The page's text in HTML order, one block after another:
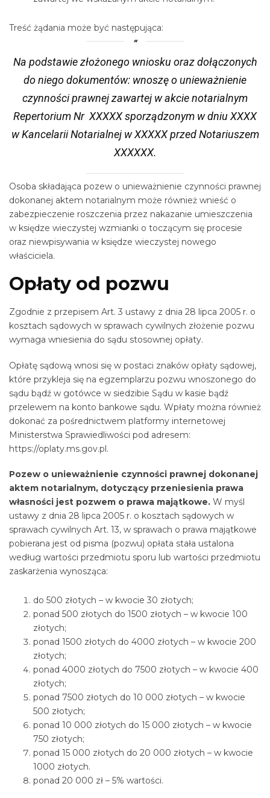
Treść żądania może być następująca:
Na podstawie złożonego wniosku oraz dołączonych
do niego dokumentów: wnoszę o unieważnienie
czynności prawnej zawartej w akcie notarialnym
Repertorium Nr XXXXX sporządzonym w dniu XXXX
w Kancelarii Notarialnej w XXXXX przed Notariuszem
XXXXXX.
Osoba składająca pozew o unieważnienie czynności prawnej
dokonanej aktem notarialnym może również wnieść o
zabezpieczenie roszczenia przez nakazanie umieszczenia
w księdze wieczystej wzmianki o toczącym się procesie
oraz niewpisywania w księdze wieczystej nowego
właściciela.
Opłaty od pozwu
Zgodnie z przepisem Art. 3 ustawy z dnia 28 lipca 2005 r. o
kosztach sądowych w sprawach cywilnych złożenie pozwu
wymaga wniesienia do sądu stosownej opłaty.
Opłatę sądową wnosi się w postaci znaków opłaty sądowej,
które przykleja się na egzemplarzu pozwu wnoszonego do
sądu bądź w gotówce w siedzibie Sądu w kasie bądź
przelewem na konto bankowe sądu. Wpłaty można również
dokonać za pośrednictwem platformy internetowej
Ministerstwa Sprawiedliwości pod adresem:
https://oplaty.ms.gov.pl.
Pozew o unieważnienie czynności prawnej dokonanej
aktem notarialnym, dotyczący przeniesienia prawa
własności jest pozwem o prawa majątkowe. W myśl
ustawy z dnia 28 lipca 2005 r. o kosztach sądowych w
sprawach cywilnych Art. 13, w sprawach o prawa majątkowe
pobierana jest od pisma (pozwu) opłata stała ustalona
według wartości przedmiotu sporu lub wartości przedmiotu
zaskarżenia wynosząca:
do 500 złotych – w kwocie 30 złotych;
ponad 500 złotych do 1500 złotych – w kwocie 100
złotych;
ponad 1500 złotych do 4000 złotych – w kwocie 200
złotych;
ponad 4000 złotych do 7500 złotych – w kwocie 400
złotych;
ponad 7500 złotych do 10 000 złotych – w kwocie
500 złotych;
ponad 10 000 złotych do 15 000 złotych – w kwocie
750 złotych;
ponad 15 000 złotych do 20 000 złotych – w kwocie
1000 złotych.
ponad 20 000 zł – 5% wartości.